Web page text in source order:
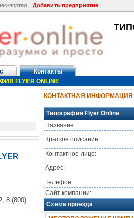
портал Добавить предприятие
Контакты
FLYER ONLINE
8 (800)
КОНТАКТНАЯ ИНФОРМАЦИЯ
Типография Flyer Online
Название:
Краткое описание:
Контактное лицо:
Адрес:
Телефон:
Сайт компании:
Схема проезда